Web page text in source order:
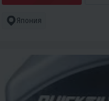
Япония